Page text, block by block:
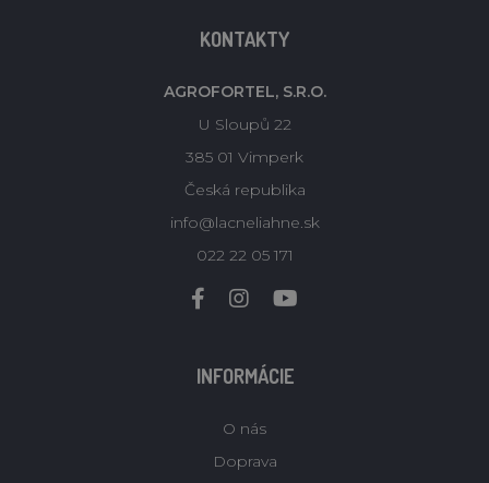
KONTAKTY
AGROFORTEL, S.R.O.
U Sloupů 22
385 01 Vimperk
Česká republika
info@lacneliahne.sk
022 22 05 171
INFORMÁCIE
O nás
Doprava